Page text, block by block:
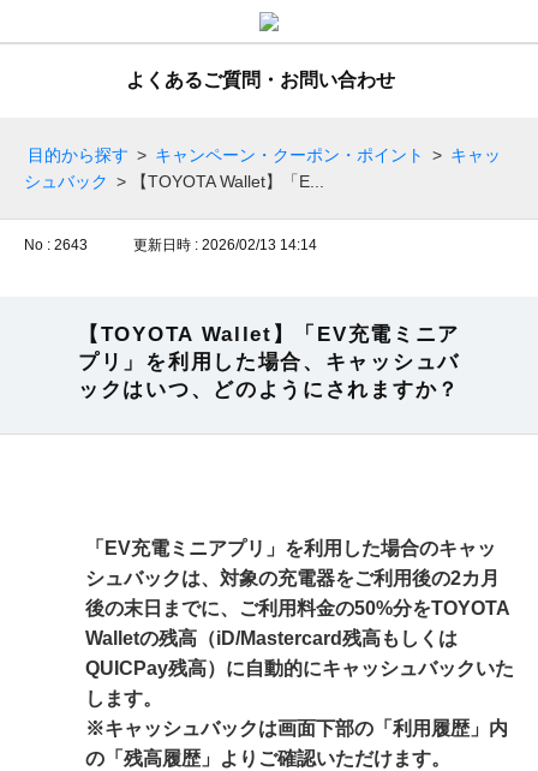
よくあるご質問・お問い合わせ
目的から探す > キャンペーン・クーポン・ポイント > キャッ
シュバック > 【TOYOTA Wallet】「E...
No : 2643 更新日時 : 2026/02/13 14:14
【TOYOTA Wallet】「EV充電ミニア
プリ」を利用した場合、キャッシュバ
ックはいつ、どのようにされますか？
「EV充電ミニアプリ」を利用した場合のキャッ
シュバックは、対象の充電器をご利用後の2カ月
後の末日までに、ご利用料金の50%分をTOYOTA
Walletの残高（iD/Mastercard残高もしくは
QUICPay残高）に自動的にキャッシュバックいた
します。
※キャッシュバックは画面下部の「利用履歴」内
の「残高履歴」よりご確認いただけます。